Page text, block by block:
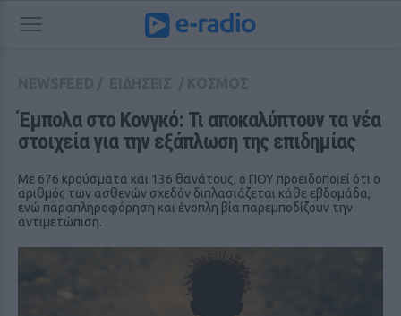
Έμπολα στο Κονγκό: Τι αποκαλύπτουν τα νέα
στοιχεία για την εξάπλωση της επιδημίας
Με 676 κρούσματα και 136 θανάτους, ο ΠΟΥ προειδοποιεί ότι ο
αριθμός των ασθενών σχεδόν διπλασιάζεται κάθε εβδομάδα,
ενώ παραπληροφόρηση και ένοπλη βία παρεμποδίζουν την
αντιμετώπιση.